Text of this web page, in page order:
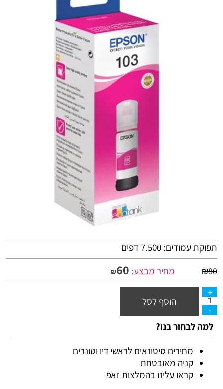
תפוקת עמודים: 7.500 דפים
₪80 מחיר מבצע: ₪60
הוסף לסל
למה לבחור בנו?
מחירים סיטונאים לראשי דיו וטונרים
קניה מאובטחת
קראו עלינו בהמלצות זאפ